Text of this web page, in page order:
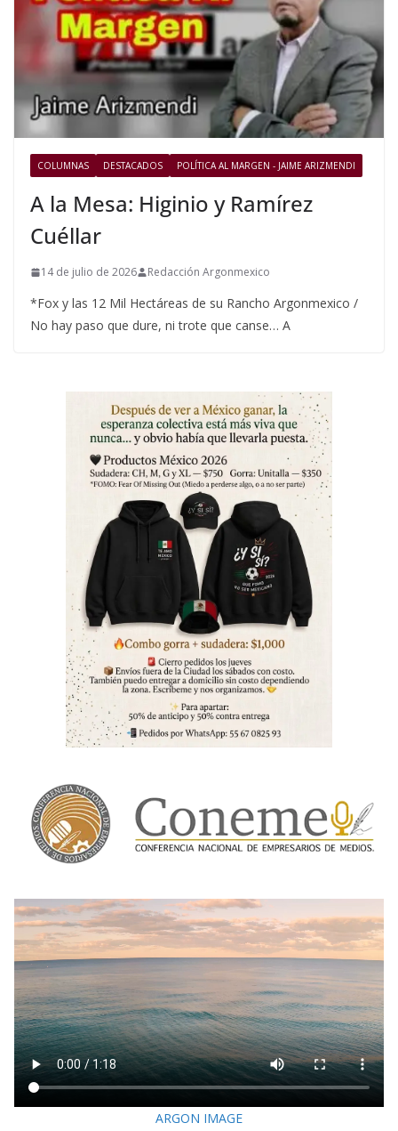
COLUMNAS DESTACADOS POLÍTICA AL MARGEN - JAIME ARIZMENDI
A la Mesa: Higinio y Ramírez
Cuéllar
14 de julio de 2026 Redacción Argonmexico
*Fox y las 12 Mil Hectáreas de su Rancho Argonmexico /
No hay paso que dure, ni trote que canse… A
ARGON IMAGE